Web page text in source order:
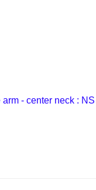
- center neck :